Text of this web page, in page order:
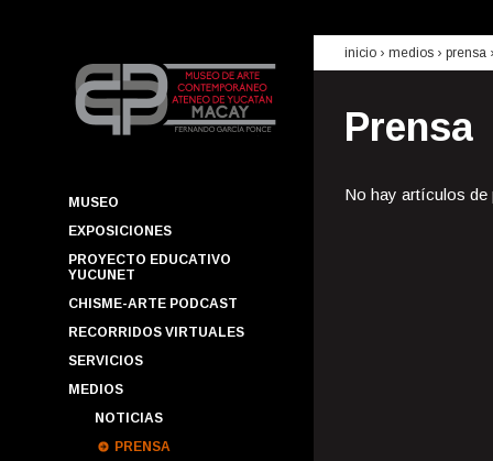
MUSEO
EXPOSICIONES
PROYECTO EDUCATIVO
YUCUNET
CHISME-ARTE PODCAST
RECORRIDOS VIRTUALES
SERVICIOS
MEDIOS
NOTICIAS
PRENSA
inicio › medios › prensa
Prensa
No hay artículos de